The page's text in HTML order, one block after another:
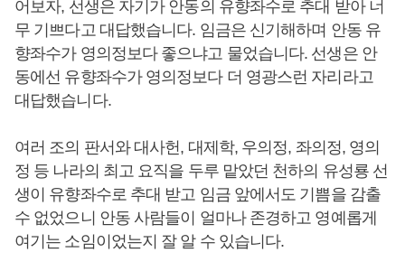
어보자, 선생은 자기가 안동의 유향좌수로 추대 받아 너
무 기쁘다고 대답했습니다. 임금은 신기해하며 안동 유
향좌수가 영의정보다 좋으냐고 물었습니다. 선생은 안
동에선 유향좌수가 영의정보다 더 영광스런 자리라고
대답했습니다.
여러 조의 판서와 대사헌, 대제학, 우의정, 좌의정, 영의
정 등 나라의 최고 요직을 두루 맡았던 천하의 유성룡 선
생이 유향좌수로 추대 받고 임금 앞에서도 기쁨을 감출
수 없었으니 안동 사람들이 얼마나 존경하고 영예롭게
여기는 소임이었는지 잘 알 수 있습니다.